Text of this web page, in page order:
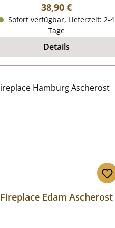
Regulärer Preis:
38,90 €
Sofort verfügbar, Lieferzeit: 2-4
Tage
Details
Fireplace Edam Ascherost